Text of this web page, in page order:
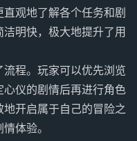
观地了解各个任务和剧
明快，极大地提升了用
程。玩家可以优先浏览
仪的剧情后再进行角色
开启属于自己的冒险之
体验。